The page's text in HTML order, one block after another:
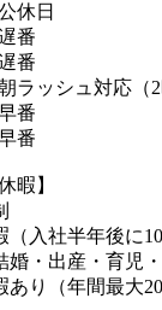
休日
番
番
ラッシュ対応（
番
番
暇】
（入社半年後に
婚・出産・育児
あり（年間最大